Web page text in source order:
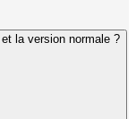
la version normale ?